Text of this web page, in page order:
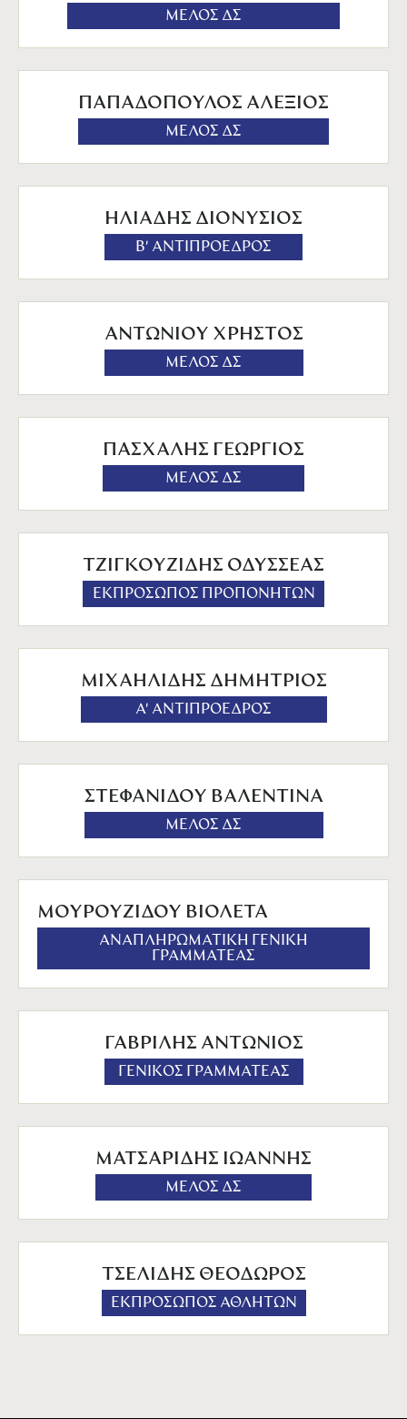
ΜΕΛΟΣ ΔΣ
ΠΑΠΑΔΟΠΟΥΛΟΣ ΑΛΕΞΙΟΣ
ΜΕΛΟΣ ΔΣ
ΗΛΙΑΔΗΣ ΔΙΟΝΥΣΙΟΣ
Β' ΑΝΤΙΠΡΟΕΔΡΟΣ
ΑΝΤΩΝΙΟΥ ΧΡΗΣΤΟΣ
ΜΕΛΟΣ ΔΣ
ΠΑΣΧΑΛΗΣ ΓΕΩΡΓΙΟΣ
ΜΕΛΟΣ ΔΣ
ΤΖΙΓΚΟΥΖΙΔΗΣ ΟΔΥΣΣΕΑΣ
ΕΚΠΡΟΣΩΠΟΣ ΠΡΟΠΟΝΗΤΩΝ
ΜΙΧΑΗΛΙΔΗΣ ΔΗΜΗΤΡΙΟΣ
Α' ΑΝΤΙΠΡΟΕΔΡΟΣ
ΣΤΕΦΑΝΙΔΟΥ ΒΑΛΕΝΤΙΝΑ
ΜΕΛΟΣ ΔΣ
ΜΟΥΡΟΥΖΙΔΟΥ ΒΙΟΛΕΤΑ
ΑΝΑΠΛΗΡΩΜΑΤΙΚΗ ΓΕΝΙΚΗ
ΓΡΑΜΜΑΤΕΑΣ
ΓΑΒΡΙΛΗΣ ΑΝΤΩΝΙΟΣ
ΓΕΝΙΚΟΣ ΓΡΑΜΜΑΤΕΑΣ
ΜΑΤΣΑΡΙΔΗΣ ΙΩΑΝΝΗΣ
ΜΕΛΟΣ ΔΣ
ΤΣΕΛΙΔΗΣ ΘΕΟΔΩΡΟΣ
ΕΚΠΡΟΣΩΠΟΣ ΑΘΛΗΤΩΝ